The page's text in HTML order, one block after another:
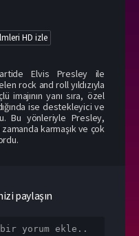
HD izle
Elvis Presley ile
rock and roll yıldızıyla
imajının yanı sıra, özel
ise destekleyici ve
Bu yönleriyle Presley,
karmaşık ve çok
paylaşın